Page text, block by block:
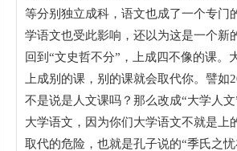
等分别独立成科，语文也成了一个专门
学语文也受此影响，还以为这是一个新
回到“文史哲不分”，上成四不像的课。
上成别的课，别的课就会取代你。譬
不是说是人文课吗？那么改成“大学人
大学语文，因为你们大学语文不就是上
取代的危险，也就是孔子说的“季氏之